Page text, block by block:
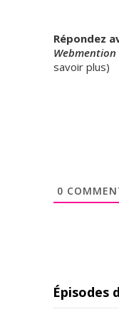
Répondez
Webmention
savoir plus)
0
Épisodes